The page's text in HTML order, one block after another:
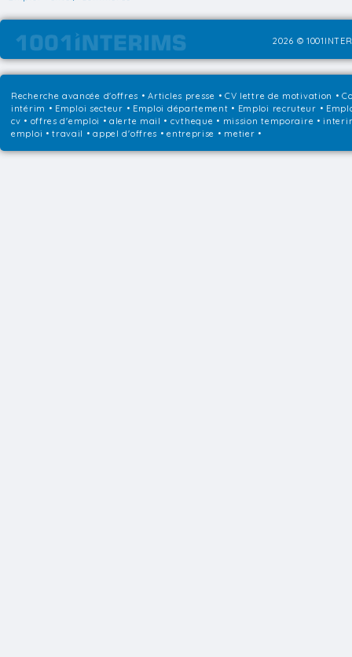
2026 ©
Recherche avancée d'offres •Articles presse • CV lettre de motivation •
intérim • Emploi secteur • Emploi département • Emploi recruteur •
cv • offres d'emploi • alerte mail • cvtheque • mission temporaire •
emploi • travail • appel d'offres • entreprise • metier •